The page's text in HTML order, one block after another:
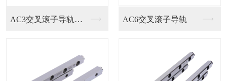
EGH15SA直线导... HGH/EGH直线导...